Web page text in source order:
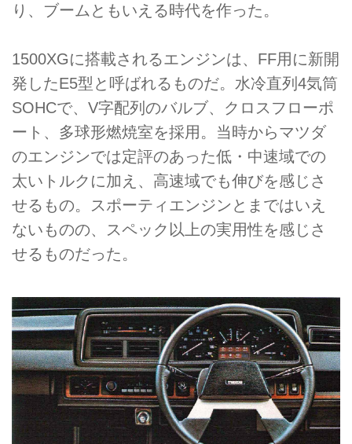
り、ブームともいえる時代を作った。
1500XGに搭載されるエンジンは、FF用に新開
発したE5型と呼ばれるものだ。水冷直列4気筒
SOHCで、V字配列のバルブ、クロスフローポ
ート、多球形燃焼室を採用。当時からマツダ
のエンジンでは定評のあった低・中速域での
太いトルクに加え、高速域でも伸びを感じさ
せるもの。スポーティエンジンとまではいえ
ないものの、スペック以上の実用性を感じさ
せるものだった。